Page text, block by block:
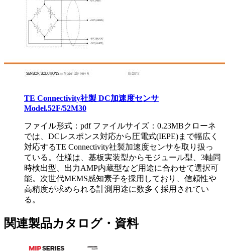
TE Connectivity社製 DC加速度センサ
Model.52F/52M30
ファイル形式：pdf ファイルサイズ：0.23MBクローネ
では、DCレスポンス対応から圧電式(IEPE)まで幅広く
対応するTE Connectivity社製加速度センサを取り扱っ
ている。仕様は、基板実装型からモジュール型、3軸同
時検出型、出力AMP内蔵型など用途に合わせて選択可
能。次世代MEMS感知素子を採用しており、信頼性や
高精度が求められる計測用途に数多く採用されてい
る。
関連製品カタログ・資料